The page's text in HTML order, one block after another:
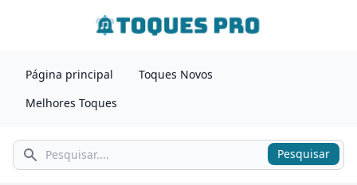
Página principal
Toques Novos
Melhores Toques
Pesquisar Pesquisar